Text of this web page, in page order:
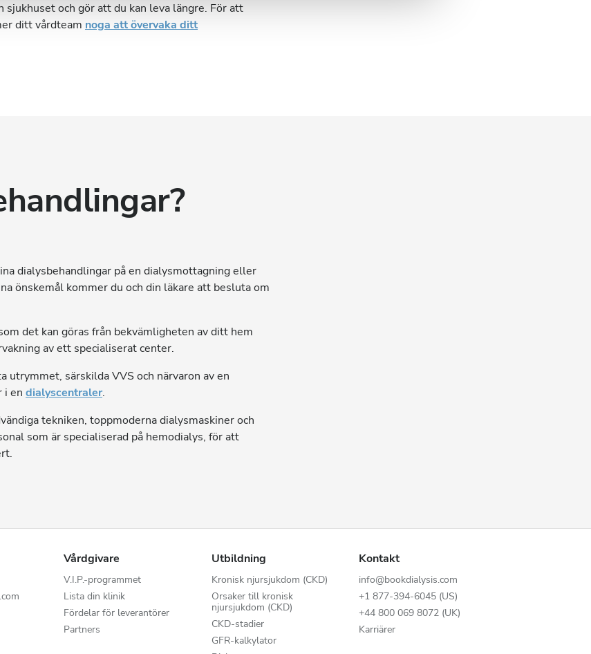
sjukhuset och gör att du kan leva längre. För att
ditt vårdteam noga att övervaka ditt
dialysbehandlingar på en dialysmottagning eller
önskemål kommer du och din läkare att besluta om
det kan göras från bekvämligheten av ditt hem
av ett specialiserat center.
utrymmet, särskilda VVS och närvaron av en
i en dialyscentraler.
tekniken, toppmoderna dialysmaskiner och
som är specialiserad på hemodialys, för att
Vårdgivare
V.I.P.-programmet
Lista din klinik
Fördelar för leverantörer
Partners
Utbildning
Kronisk njursjukdom (CKD)
Orsaker till kronisk
njursjukdom (CKD)
CKD-stadier
GFR-kalkylator
Kontakt
info@bookdialysis.com
+1 877-394-6045 (US)
+44 800 069 8072 (UK)
Karriärer